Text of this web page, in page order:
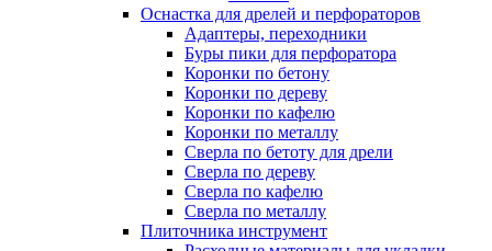
Оснастка для дрелей и перфораторов
Адаптеры, переходники
Буры пики для перфоратора
Коронки по бетону
Коронки по дереву
Коронки по кафелю
Коронки по металлу
Сверла по бетоту для дрели
Сверла по дереву
Сверла по кафелю
Сверла по металлу
Плиточника инструмент